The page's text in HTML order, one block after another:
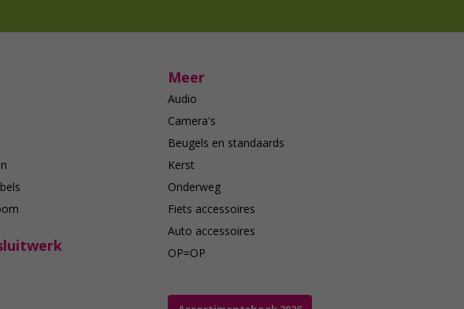
Meer
Audio
Camera's
Beugels en standaards
Kerst
Onderweg
Fiets accessoires
Auto accessoires
OP=OP